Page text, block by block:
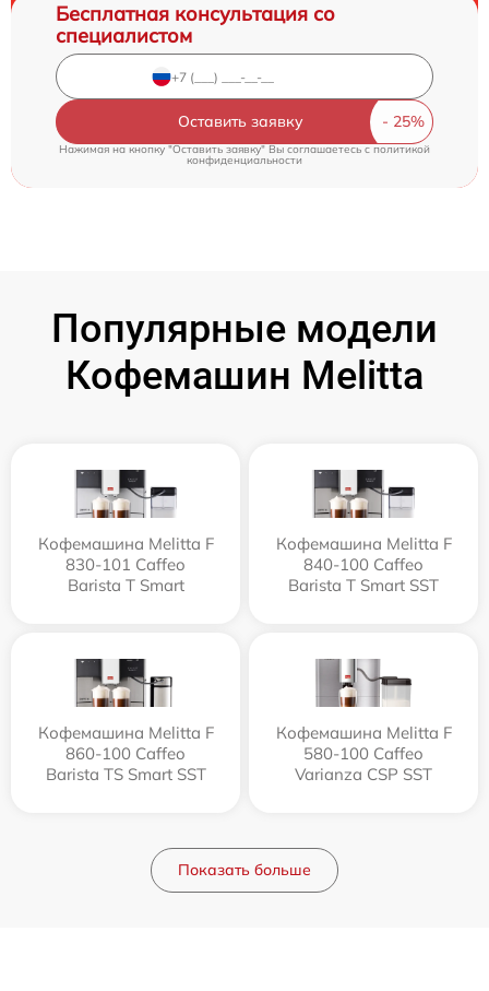
Бесплатная консультация со
специалистом
Оставить заявку
Нажимая на кнопку "Оставить заявку" Вы соглашаетесь cполитикой
конфиденциальности
Популярные модели
Кофемашин Melitta
Кофемашина Melitta F
830-101 Caffeo
Barista T Smart
Кофемашина Melitta F
840-100 Caffeo
Barista T Smart SST
Кофемашина Melitta F
860-100 Caffeo
Barista TS Smart SST
Кофемашина Melitta F
580-100 Caffeo
Varianza CSP SST
Показать больше